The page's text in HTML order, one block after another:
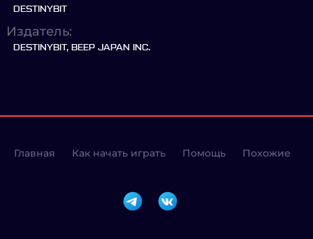
DESTINYBIT
Издатель:
DESTINYBIT, BEEP JAPAN INC.
Главная Как начать играть Помощь Похожие